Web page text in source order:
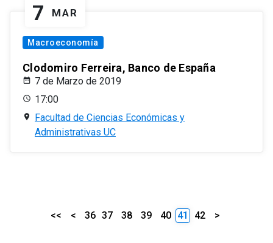
7 MAR
Macroeconomía
Clodomiro Ferreira, Banco de España
7 de Marzo de 2019
17:00
Facultad de Ciencias Económicas y
Administrativas UC
<< < 36 37 38 39 40 41 42 >